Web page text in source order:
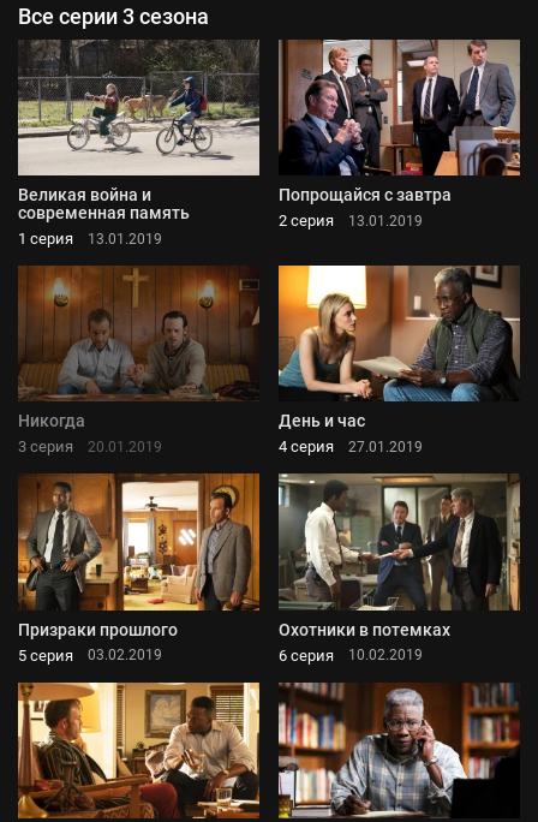
Все серии 3 сезона
Великая война и
современная память
1 серия 13.01.2019
Попрощайся с завтра
2 серия 13.01.2019
Никогда
3 серия 20.01.2019
День и час
4 серия 27.01.2019
Призраки прошлого
5 серия 03.02.2019
Охотники в потемках
6 серия 10.02.2019